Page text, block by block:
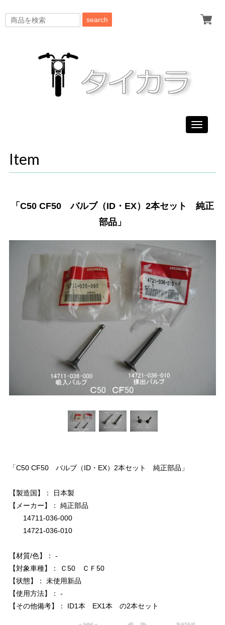
search
Toggle
Item
「C50 CF50 バルブ（ID・EX）2本セット 純正
部品」
「C50 CF50 バルブ（ID・EX）2本セット 純正部品」
【製造国】： 日本製
【メーカー】： 純正部品
14711-036-000
14721-036-010
【材質/色】： -
【対象車種】： Ｃ50 ＣＦ50
【状態】： 未使用新品
【使用方法】： -
【その他備考】： ID1本 EX1本 の2本セット